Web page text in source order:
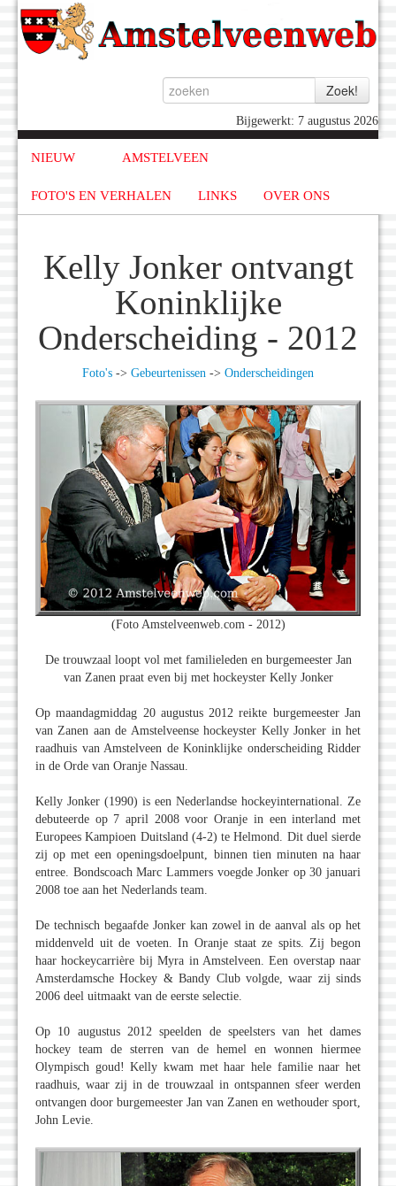
Bijgewerkt: 7 augustus 2026
NIEUW AMSTELVEEN
FOTO'S EN VERHALEN LINKS OVER ONS
Kelly Jonker ontvangt
Koninklijke
Onderscheiding - 2012
Foto's -> Gebeurtenissen -> Onderscheidingen
(Foto Amstelveenweb.com - 2012)
De trouwzaal loopt vol met familieleden en burgemeester Jan
van Zanen praat even bij met hockeyster Kelly Jonker
Op maandagmiddag 20 augustus 2012 reikte burgemeester Jan
van Zanen aan de Amstelveense hockeyster Kelly Jonker in het
raadhuis van Amstelveen de Koninklijke onderscheiding Ridder
in de Orde van Oranje Nassau.
Kelly Jonker (1990) is een Nederlandse hockeyinternational. Ze
debuteerde op 7 april 2008 voor Oranje in een interland met
Europees Kampioen Duitsland (4-2) te Helmond. Dit duel sierde
zij op met een openingsdoelpunt, binnen tien minuten na haar
entree. Bondscoach Marc Lammers voegde Jonker op 30 januari
2008 toe aan het Nederlands team.
De technisch begaafde Jonker kan zowel in de aanval als op het
middenveld uit de voeten. In Oranje staat ze spits. Zij begon
haar hockeycarrière bij Myra in Amstelveen. Een overstap naar
Amsterdamsche Hockey & Bandy Club volgde, waar zij sinds
2006 deel uitmaakt van de eerste selectie.
Op 10 augustus 2012 speelden de speelsters van het dames
hockey team de sterren van de hemel en wonnen hiermee
Olympisch goud! Kelly kwam met haar hele familie naar het
raadhuis, waar zij in de trouwzaal in ontspannen sfeer werden
ontvangen door burgemeester Jan van Zanen en wethouder sport,
John Levie.